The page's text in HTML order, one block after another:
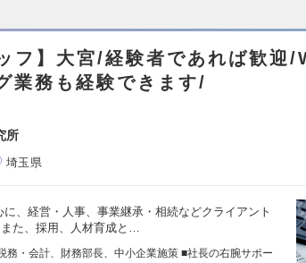
ッフ】大宮/経験者であれば歓
業務も経験できます/
所
埼玉県
に、経営・人事、事業継承・相続などクライアント
た、採用、人材育成と…
務・会計、財務部長、中小企業施策 ■社長の右腕サポー